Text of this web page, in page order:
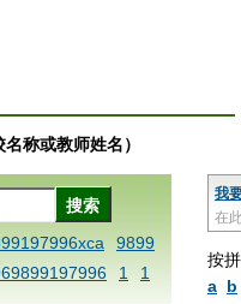
称或教师姓名）
我
在
按
a b
9899
1
1